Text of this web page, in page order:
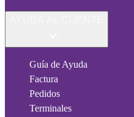
Guía de Ayuda
Factura
Pedidos
Terminales